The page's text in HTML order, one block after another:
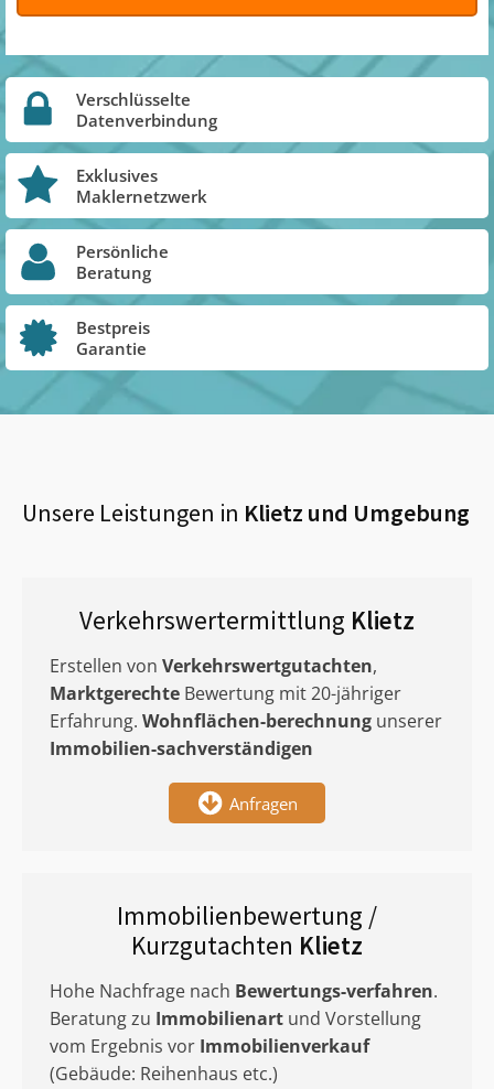
Verschlüsselte
Datenverbindung
Exklusives
Maklernetzwerk
Persönliche
Beratung
Bestpreis
Garantie
Unsere Leistungen in Klietz und Umgebung
Verkehrswertermittlung Klietz
Erstellen von Verkehrswertgutachten,
Marktgerechte Bewertung mit 20-jähriger
Erfahrung. Wohnflächen-berechnung unserer
Immobilien-sachverständigen
Anfragen
Immobilienbewertung /
Kurzgutachten Klietz
Hohe Nachfrage nach Bewertungs-verfahren.
Beratung zu Immobilienart und Vorstellung
vom Ergebnis vor Immobilienverkauf
(Gebäude: Reihenhaus etc.)